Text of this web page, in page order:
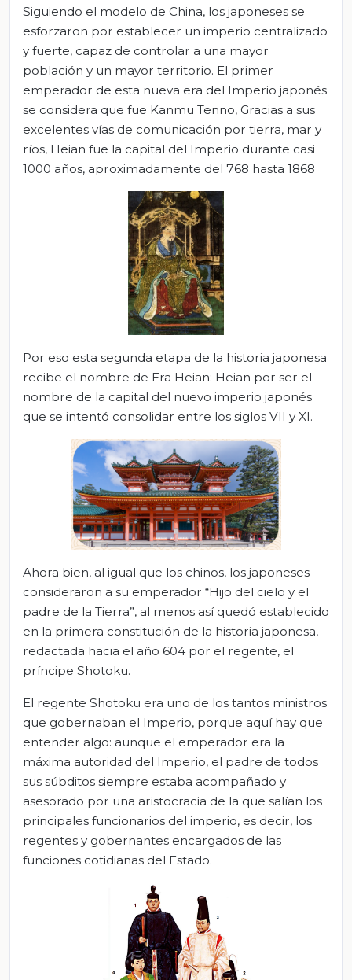
Siguiendo el modelo de China, los japoneses se
esforzaron por establecer un imperio centralizado
y fuerte, capaz de controlar a una mayor
población y un mayor territorio. El primer
emperador de esta nueva era del Imperio japonés
se considera que fue Kanmu Tenno, Gracias a sus
excelentes vías de comunicación por tierra, mar y
ríos, Heian fue la capital del Imperio durante casi
1000 años, aproximadamente del 768 hasta 1868
Por eso esta segunda etapa de la historia japonesa
recibe el nombre de Era Heian: Heian por ser el
nombre de la capital del nuevo imperio japonés
que se intentó consolidar entre los siglos VII y XI.
Ahora bien, al igual que los chinos, los japoneses
consideraron a su emperador “Hijo del cielo y el
padre de la Tierra”, al menos así quedó establecido
en la primera constitución de la historia japonesa,
redactada hacia el año 604 por el regente, el
príncipe Shotoku.
El regente Shotoku era uno de los tantos ministros
que gobernaban el Imperio, porque aquí hay que
entender algo: aunque el emperador era la
máxima autoridad del Imperio, el padre de todos
sus súbditos siempre estaba acompañado y
asesorado por una aristocracia de la que salían los
principales funcionarios del imperio, es decir, los
regentes y gobernantes encargados de las
funciones cotidianas del Estado.